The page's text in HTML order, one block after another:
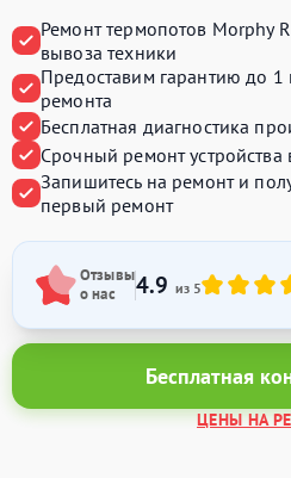
Ремонт термопотов Morphy
вывоза техники
Предоставим гарантию до 1
ремонта
Бесплатная диагностика
Срочный ремонт устройства
Запишитесь на ремонт и
первый ремонт
Отзывы
о нас
4.9 из 5
Бесплатная
ЦЕНЫ НА